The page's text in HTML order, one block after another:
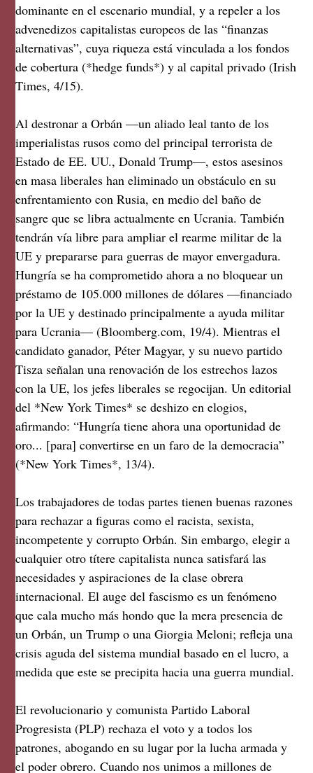
dominante en el escenario mundial, y a repeler a los
advenedizos capitalistas europeos de las “finanzas
alternativas”, cuya riqueza está vinculada a los fondos
de cobertura (*hedge funds*) y al capital privado (Irish
Times, 4/15).
Al destronar a Orbán —un aliado leal tanto de los
imperialistas rusos como del principal terrorista de
Estado de EE. UU., Donald Trump—, estos asesinos
en masa liberales han eliminado un obstáculo en su
enfrentamiento con Rusia, en medio del baño de
sangre que se libra actualmente en Ucrania. También
tendrán vía libre para ampliar el rearme militar de la
UE y prepararse para guerras de mayor envergadura.
Hungría se ha comprometido ahora a no bloquear un
préstamo de 105.000 millones de dólares —financiado
por la UE y destinado principalmente a ayuda militar
para Ucrania— (Bloomberg.com, 19/4). Mientras el
candidato ganador, Péter Magyar, y su nuevo partido
Tisza señalan una renovación de los estrechos lazos
con la UE, los jefes liberales se regocijan. Un editorial
del *New York Times* se deshizo en elogios,
afirmando: “Hungría tiene ahora una oportunidad de
oro... [para] convertirse en un faro de la democracia”
(*New York Times*, 13/4).
Los trabajadores de todas partes tienen buenas razones
para rechazar a figuras como el racista, sexista,
incompetente y corrupto Orbán. Sin embargo, elegir a
cualquier otro títere capitalista nunca satisfará las
necesidades y aspiraciones de la clase obrera
internacional. El auge del fascismo es un fenómeno
que cala mucho más hondo que la mera presencia de
un Orbán, un Trump o una Giorgia Meloni; refleja una
crisis aguda del sistema mundial basado en el lucro, a
medida que este se precipita hacia una guerra mundial.
El revolucionario y comunista Partido Laboral
Progresista (PLP) rechaza el voto y a todos los
patrones, abogando en su lugar por la lucha armada y
el poder obrero. Cuando nos unimos a millones de